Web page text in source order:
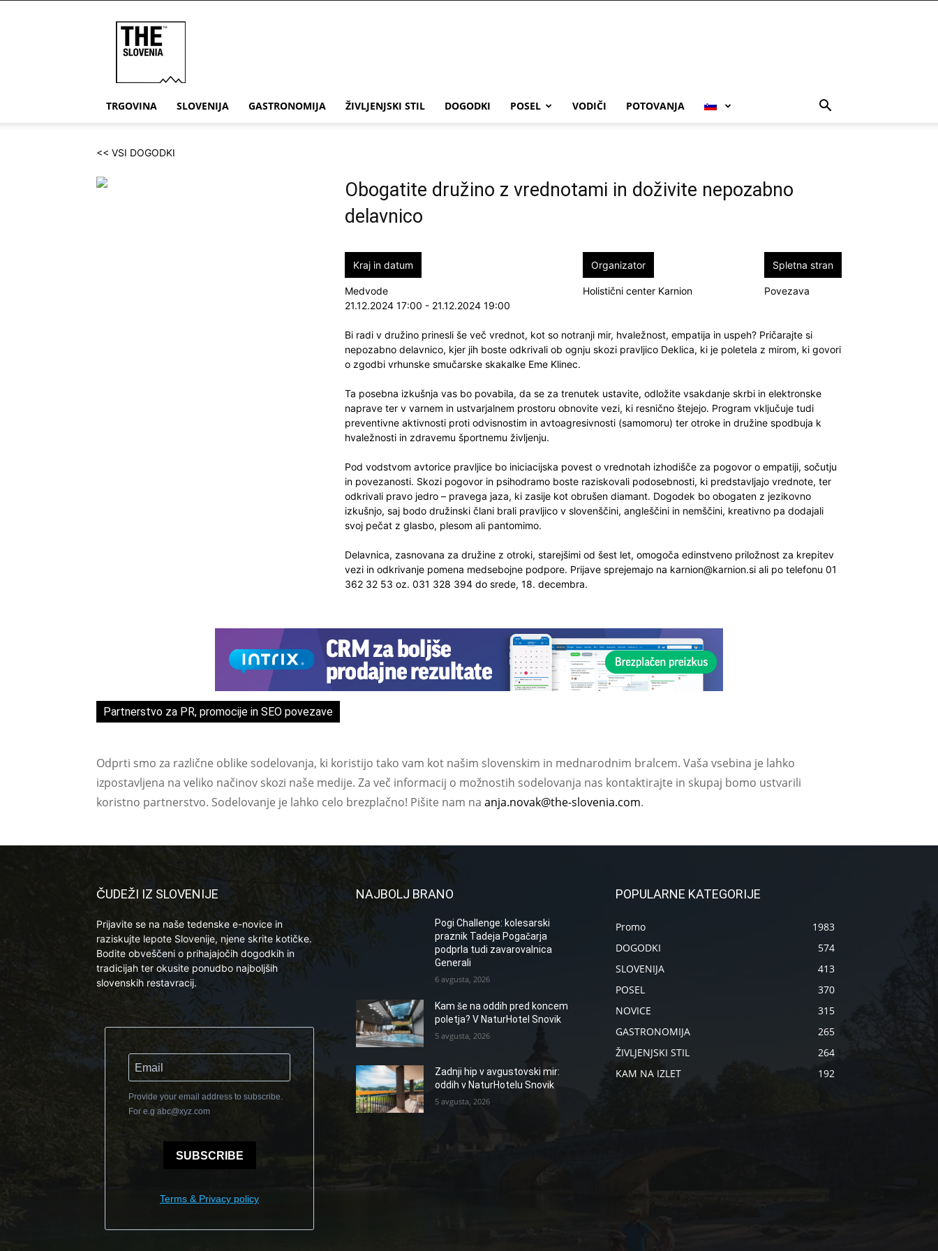
TRGOVINA SLOVENIJA GASTRONOMIJA ŽIVLJENJSKI STIL DOGODKI POSEL VODIČI POTOVANJA
<< VSI DOGODKI
Obogatite družino z vrednotami in doživite nepozabno
delavnico
Kraj in datum
Medvode
21.12.2024 17:00 - 21.12.2024 19:00
Organizator
Holistični center Karnion
Spletna stran
Povezava
Bi radi v družino prinesli še več vrednot, kot so notranji mir, hvaležnost, empatija in uspeh? Pričarajte si
nepozabno delavnico, kjer jih boste odkrivali ob ognju skozi pravljico Deklica, ki je poletela z mirom, ki govori
o zgodbi vrhunske smučarske skakalke Eme Klinec.
Ta posebna izkušnja vas bo povabila, da se za trenutek ustavite, odložite vsakdanje skrbi in elektronske
naprave ter v varnem in ustvarjalnem prostoru obnovite vezi, ki resnično štejejo. Program vključuje tudi
preventivne aktivnosti proti odvisnostim in avtoagresivnosti (samomoru) ter otroke in družine spodbuja k
hvaležnosti in zdravemu športnemu življenju.
Pod vodstvom avtorice pravljice bo iniciacijska povest o vrednotah izhodišče za pogovor o empatiji, sočutju
in povezanosti. Skozi pogovor in psihodramo boste raziskovali podosebnosti, ki predstavljajo vrednote, ter
odkrivali pravo jedro – pravega jaza, ki zasije kot obrušen diamant. Dogodek bo obogaten z jezikovno
izkušnjo, saj bodo družinski člani brali pravljico v slovenščini, angleščini in nemščini, kreativno pa dodajali
svoj pečat z glasbo, plesom ali pantomimo.
Delavnica, zasnovana za družine z otroki, starejšimi od šest let, omogoča edinstveno priložnost za krepitev
vezi in odkrivanje pomena medsebojne podpore. Prijave sprejemajo na karnion@karnion.si ali po telefonu 01
362 32 53 oz. 031 328 394 do srede, 18. decembra.
Partnerstvo za PR, promocije in SEO povezave
Odprti smo za različne oblike sodelovanja, ki koristijo tako vam kot našim slovenskim in mednarodnim bralcem. Vaša vsebina je lahko
izpostavljena na veliko načinov skozi naše medije. Za več informacij o možnostih sodelovanja nas kontaktirajte in skupaj bomo ustvarili
koristno partnerstvo. Sodelovanje je lahko celo brezplačno! Pišite nam na anja.novak@the-slovenia.com.
ČUDEŽI IZ SLOVENIJE
Prijavite se na naše tedenske e-novice in
raziskujte lepote Slovenije, njene skrite kotičke.
Bodite obveščeni o prihajajočih dogodkih in
tradicijah ter okusite ponudbo najboljših
slovenskih restavracij.
Provide your email address to subscribe.
For e.g abc@xyz.com
SUBSCRIBE
Terms & Privacy policy
NAJBOLJ BRANO
Pogi Challenge: kolesarski
praznik Tadeja Pogačarja
podprla tudi zavarovalnica
Generali
6 avgusta, 2026
Kam še na oddih pred koncem
poletja? V NaturHotel Snovik
5 avgusta, 2026
Zadnji hip v avgustovski mir:
oddih v NaturHotelu Snovik
5 avgusta, 2026
POPULARNE KATEGORIJE
Promo
1983
DOGODKI
574
SLOVENIJA
413
POSEL
370
NOVICE
315
GASTRONOMIJA
265
ŽIVLJENJSKI STIL
264
KAM NA IZLET
192